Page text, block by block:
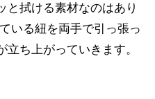
と拭ける素材なのはあり
いる紐を両手で引っ張っ
ち上がっていきます。